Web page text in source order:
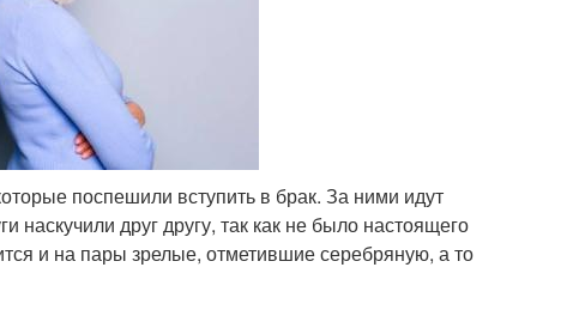
поспешили вступить в брак. За ними идут
наскучили друг другу, так как не было настоящего
и на пары зрелые, отметившие серебряную, а то